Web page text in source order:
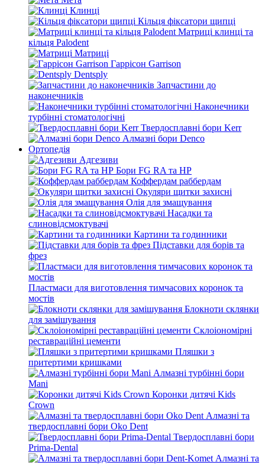
Клинці
Кільця фіксатори щипці
Матриці клинці та
кільця Palodent
Матриці
Гаррісон Garrison
Dentsply
Запчастини до
наконечників
Наконечники
турбінні стоматологічні
Твердосплавні бори Kerr
Алмазні бори Denco
Ортопедія
Адгезиви
Бори FG RA та HP
Коффердам раббердам
Окуляри щитки захисні
Олія для змащування
Насадки та
слиновідсмоктувачі
Картини та годинники
Підставки для борів та
фрез
Пластмаси для виготовлення тимчасових коронок та
мостів
Блокноти склянки
для замішування
Склоіономірні
реставраційні цементи
Пляшки з
притертими кришками
Алмазні турбінні бори
Mani
Коронки дитячі Kids
Crown
Алмазні та
твердосплавні бори Oko Dent
Твердосплавні бори
Prima-Dental
Алмазні та